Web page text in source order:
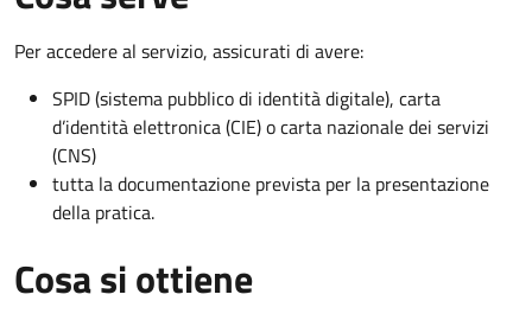
Per accedere al servizio, assicurati di avere:
SPID (sistema pubblico di identità digitale), carta
d’identità elettronica (CIE) o carta nazionale dei servizi
(CNS)
tutta la documentazione prevista per la presentazione
della pratica.
Cosa si ottiene